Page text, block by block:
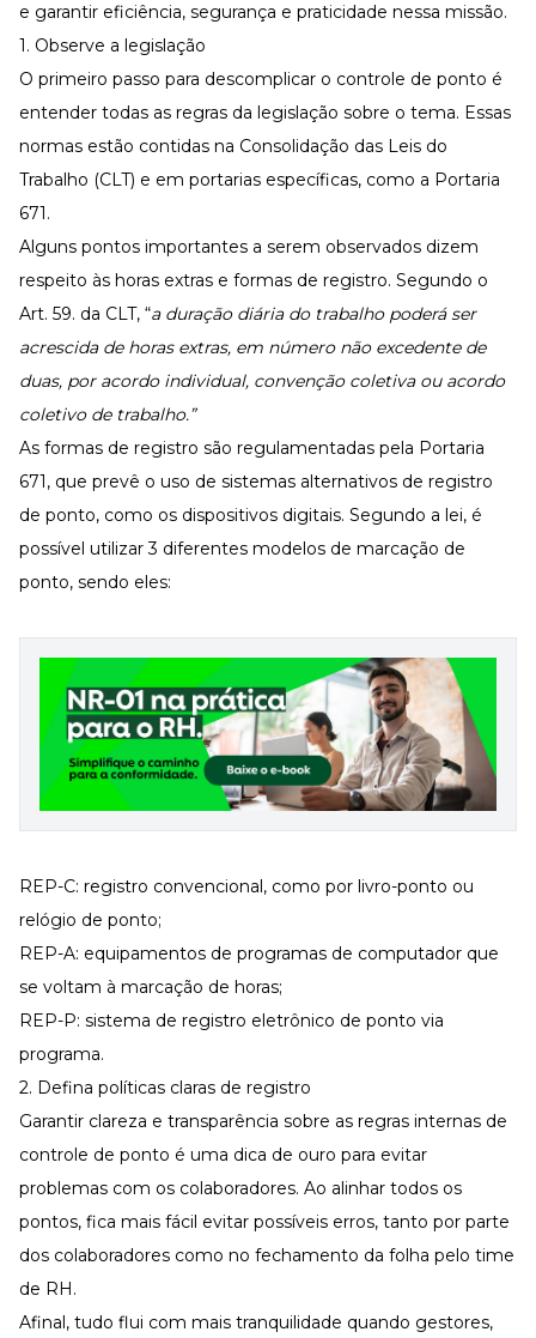
e garantir eficiência, segurança e praticidade nessa missão.
1. Observe a legislação
O primeiro passo para descomplicar o controle de ponto é
entender todas as regras da legislação sobre o tema. Essas
normas estão contidas na Consolidação das Leis do
Trabalho (CLT) e em portarias específicas, como a Portaria
671 .
Alguns pontos importantes a serem observados dizem
respeito às horas extras e formas de registro. Segundo o
Art. 59. da CLT, “a duração diária do trabalho poderá ser
acrescida de horas extras, em número não excedente de
duas, por acordo individual, convenção coletiva ou acordo
coletivo de trabalho.”
As formas de registro são regulamentadas pela Portaria
671, que prevê o uso de sistemas alternativos de registro
de ponto, como os dispositivos digitais. Segundo a lei, é
possível utilizar 3 diferentes modelos de marcação de
ponto, sendo eles:
REP-C: registro convencional, como por livro-ponto ou
relógio de ponto;
REP-A: equipamentos de programas de computador que
se voltam à marcação de horas;
REP-P: sistema de registro eletrônico de ponto via
programa.
2. Defina políticas claras de registro
Garantir clareza e transparência sobre as regras internas de
controle de ponto é uma dica de ouro para evitar
problemas com os colaboradores. Ao alinhar todos os
pontos, fica mais fácil evitar possíveis erros, tanto por parte
dos colaboradores como no fechamento da folha pelo time
de RH.
Afinal, tudo flui com mais tranquilidade quando gestores,